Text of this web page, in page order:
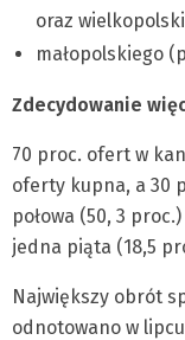
oraz
małopolskiego
Zdecydowanie
70 proc. ofert w
oferty kupna, a 30
połowa (50, 3
jedna piąta (18,5
Największy obrót
odnotowano w